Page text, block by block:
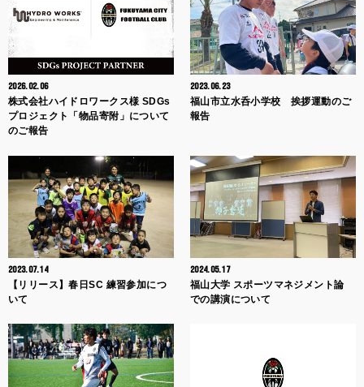
2026.02.06
株式会社ハイドロワークス様 SDGs
プロジェクト「物品寄附」について
のご報告
2023.06.23
福山市立水呑小学校 挨拶運動のご
報告
2023.07.14
【リリース】春日SC 練習参加につ
いて
2024.05.17
福山大学 スポーツマネジメント論
での講演について